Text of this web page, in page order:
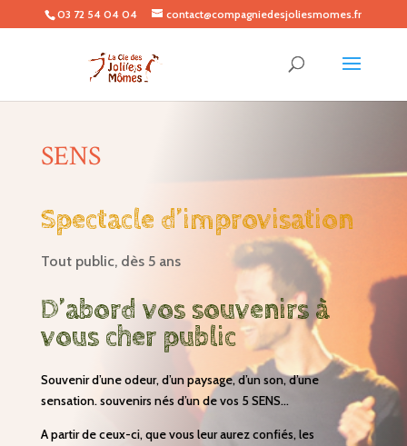
03 72 54 04 04 contact@compagniedesjoliesmomes.fr
SENS
Spectacle d’improvisation
Tout public, dès 5 ans
D’abord vos souvenirs à
vous cher public
Souvenir d’une odeur, d’un paysage, d’un son, d’une
sensation. souvenirs nés d’un de vos 5 SENS…
A partir de ceux-ci, que vous leur aurez confiés, les